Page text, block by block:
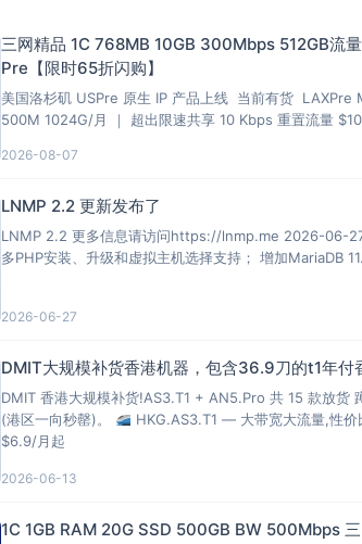
三网精品 1C 768MB 10GB 300Mbps 512GB
Pre【限时65折闪购】
美国洛杉矶 USPre 原生 IP 产品上线 当前有货 LAXPre
500M 1024G/月 ｜ 超出限速共享 10 Kbps 重置流量
2026-08-07
LNMP 2.2 更新发布了
LNMP 2.2 更多信息请访问https://lnmp.me 2026-06-27 最新版本 新增功能
多PHP安装、升级和虚拟主机
2026-06-27
DMIT大规模补货香港机器，包含36.9刀的t1年付
DMIT 香港大规模补货!AS3.T1 + AN5.Pro 共 15 款放货
(港区一向秒罄)。
HKG.AS3.T1 — 大带宽大流量,性价
$6.9/月起
2026-06-13
1C 1GB RAM 20G SSD 500GB BW 500Mbps